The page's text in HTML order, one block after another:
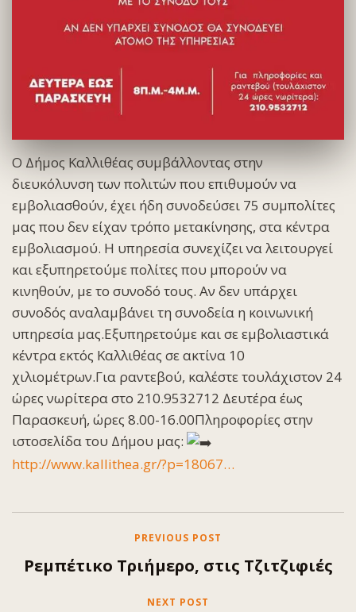
Ο Δήμος Καλλιθέας συμβάλλοντας στην
διευκόλυνση των πολιτών που επιθυμούν να
εμβολιασθούν, έχει ήδη συνοδεύσει 75 συμπολίτες
μας που δεν είχαν τρόπο μετακίνησης, στα κέντρα
εμβολιασμού. Η υπηρεσία συνεχίζει να λειτουργεί
και εξυπηρετούμε πολίτες που μπορούν να
κινηθούν, με το συνοδό τους. Αν δεν υπάρχει
συνοδός αναλαμβάνει τη συνοδεία η κοινωνική
υπηρεσία μας.Εξυπηρετούμε και σε εμβολιαστικά
κέντρα εκτός Καλλιθέας σε ακτίνα 10
χιλιομέτρων.Για ραντεβού, καλέστε τουλάχιστον 24
ώρες νωρίτερα στο 210.9532712 Δευτέρα έως
Παρασκευή, ώρες 8.00-16.00Πληροφορίες στην
ιστοσελίδα του Δήμου μας:
http://www.kallithea.gr/?p=18067…
PREVIOUS POST
Ρεμπέτικο Τριήμερο, στις Τζιτζιφιές
NEXT POST